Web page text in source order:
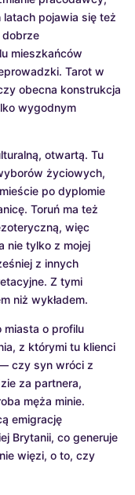
pojawia się też
mieszkańców
Tarot w
obecna konstrukcja
wygodnym
otwartą. Tu
życiowych,
po dyplomie
Toruń ma też
więc
nie tylko z mojej
z innych
Z tymi
niż wykładem.
miasta o profilu
z którymi tu klienci
czy syn wróci z
za partnera,
męża minie.
emigrację
Brytanii, co generuje
więzi, o to, czy